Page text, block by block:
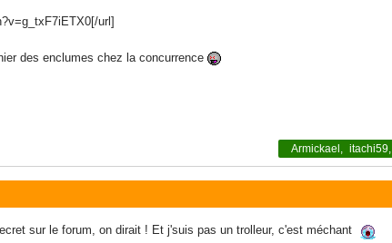
url]
des enclumes chez la concurrence
Armickael , itachi59,
sur le forum, on dirait ! Et j'suis pas un trolleur, c'est méchant